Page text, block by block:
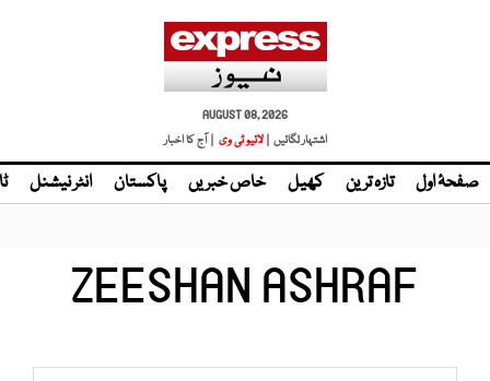
AUGUST 08, 2026
اشتہار لگائیں | لائیو ٹی وی | آج کا اخبار
صفحۂ اول تازہ ترین کھیل خاص خبریں پاکستان انٹر نیشنل
ZEESHAN ASHRAF